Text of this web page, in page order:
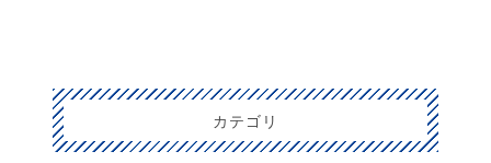
カテゴリ